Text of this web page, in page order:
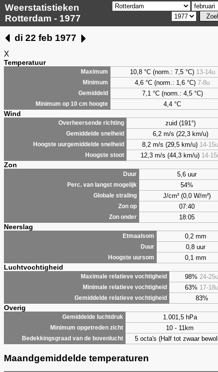
Weerstatistieken
Rotterdam - 1977
di 22 feb 1977
X
Temperatuur
Maximum 10,8 °C (norm.: 7,5 °C) 13-14u
Minimum 4,6 °C (norm.: 1,6 °C) 7-8u
Gemiddeld 7,1 °C (norm.: 4,5 °C)
Minimum op 10 cm hoogte 4,4 °C
Wind
Overheersende richting zuid (191°)
Gemiddelde snelheid 6,2 m/s (22,3 km/u)
Hoogste uurgemiddelde snelheid 8,2 m/s (29,5 km/u) 14-15u
Hoogste stoot 12,3 m/s (44,3 km/u) 14-
Zon
Duur 5,6 uur
Perc. van langst mogelijk 54%
Globale straling J/cm² (0,0 W/m²)
Zon op 07:40
Zon onder 18:05
Neerslag
Etmaalsom 0,2 mm
Duur 0,8 uur
Hoogste uursom 0,1 mm
Luchtvochtigheid
Maximale relatieve vochtigheid 98% 24-25u
Minimale relatieve vochtigheid 63% 17-18u
Gemiddelde relatieve vochtigheid 83%
Overig
Gemiddelde luchtdruk 1.001,5 hPa
Minimum opgetreden zicht 10 - 11km
Bedekkingsgraad van de bovenlucht 5 octa's (Half tot zwaar
Maandgemiddelde temperaturen